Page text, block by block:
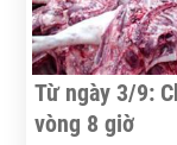
Từ ngày 3/9:
vòng 8 giờ